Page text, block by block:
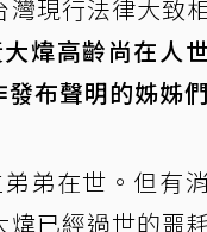
現行法律大致
煒高齡尚在人
布聲明的姊姊們
弟在世。但有
已經過世的噩